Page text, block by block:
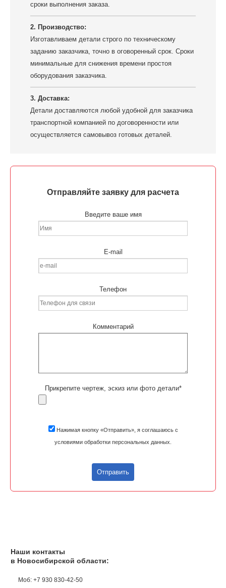
сроки выполнения заказа.
2. Производство:
Изготавливаем детали строго по техническому
заданию заказчика, точно в оговоренный срок. Сроки
минимальные для снижения времени простоя
оборудования заказчика.
3. Доставка:
Детали доставляются любой удобной для заказчика
транспортной компанией по договоренности или
осуществляется самовывоз готовых деталей.
Отправляйте заявку для расчета
Введите ваше имя
E-mail
Телефон
Комментарий
Прикрепите чертеж, эскиз или фото детали*
Нажимая кнопку «Отправить», я соглашаюсь с
условиями обработки персональных данных.
Отправить
Наши контакты
в Новосибирской области:
Моб: +7 930 830-42-50